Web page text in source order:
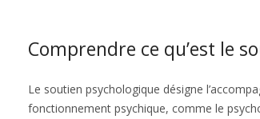
Comprendre ce qu’est le
Le soutien psychologique désigne
fonctionnement psychique, comme le